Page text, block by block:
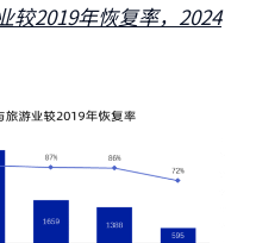
较2019年恢复率，2024